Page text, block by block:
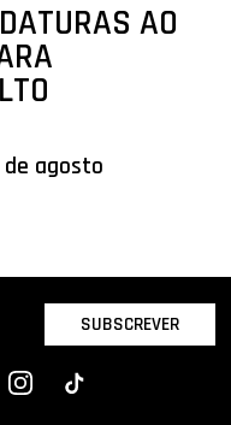
AO
agosto
SUBSCREVER